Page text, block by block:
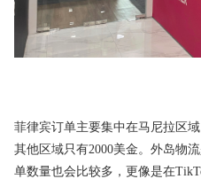
（图片：菲律
菲律宾订单主要集中在马尼拉区
其他区域只有2000美金。外岛物
单数量也会比较多，更像是在